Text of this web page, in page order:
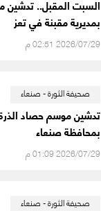
السبت المقبل.. تدشين
بمديرية مقبنة في تعز
2026/07/29 02:51 م
صحيفة الثورة - صنعاء
تدشين موسم حصاد
بمحافظة صنعاء
2026/07/29 01:09 م
صحيفة الثورة - صنعاء